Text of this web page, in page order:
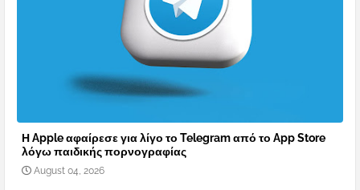
Η Apple αφαίρεσε για λίγο το Telegram από το App Store
λόγω παιδικής πορνογραφίας
August 04, 2026